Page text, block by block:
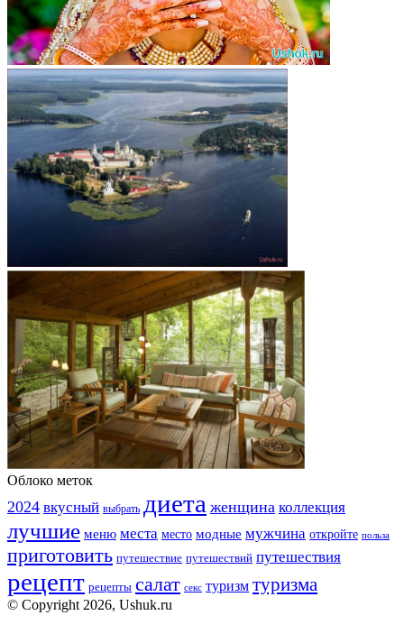
Облоко меток
2024 вкусный выбрать диета женщина коллекция
лучшие меню места место модные мужчина откройте польза
приготовить путешествие путешествий путешествия
рецепт рецепты салат секс туризм туризма
© Copyright 2026, Ushuk.ru